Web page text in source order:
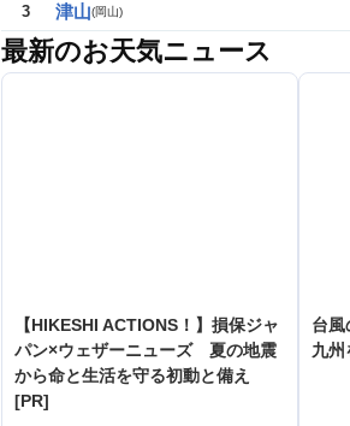
3 津山(岡山)
最新のお天気ニュース
【HIKESHI ACTIONS！】損保ジャ
パン×ウェザーニューズ 夏の地震
から命と生活を守る初動と備え
[PR]
台
九州